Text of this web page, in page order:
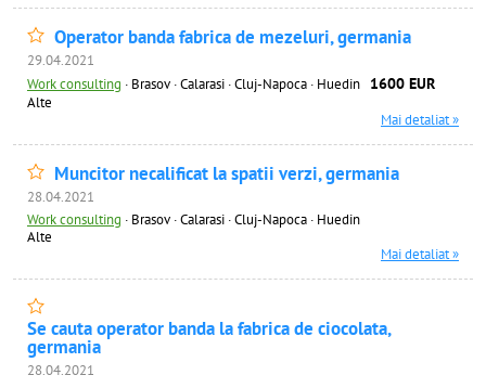
Operator banda fabrica de mezeluri, germania
29.04.2021
Work consulting · Brasov · Calarasi · Cluj-Napoca · Huedin 1600 EUR
Alte
Mai detaliat »
Muncitor necalificat la spatii verzi, germania
28.04.2021
Work consulting · Brasov · Calarasi · Cluj-Napoca · Huedin
Alte
Mai detaliat »
Se cauta operator banda la fabrica de ciocolata,
germania
28.04.2021